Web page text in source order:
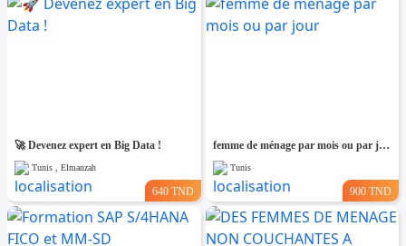
🚀 Devenez expert en Big Data !
Tunis , Elmanzah
640 TND
femme de ménage par mois ou par jour
Tunis
900 TND